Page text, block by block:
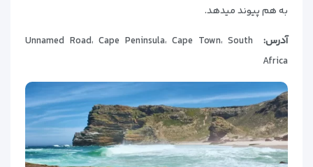
به هم پیوند میدهد.
آدرس:
Unnamed Road، Cape Peninsula، Cape Town، South
Africa